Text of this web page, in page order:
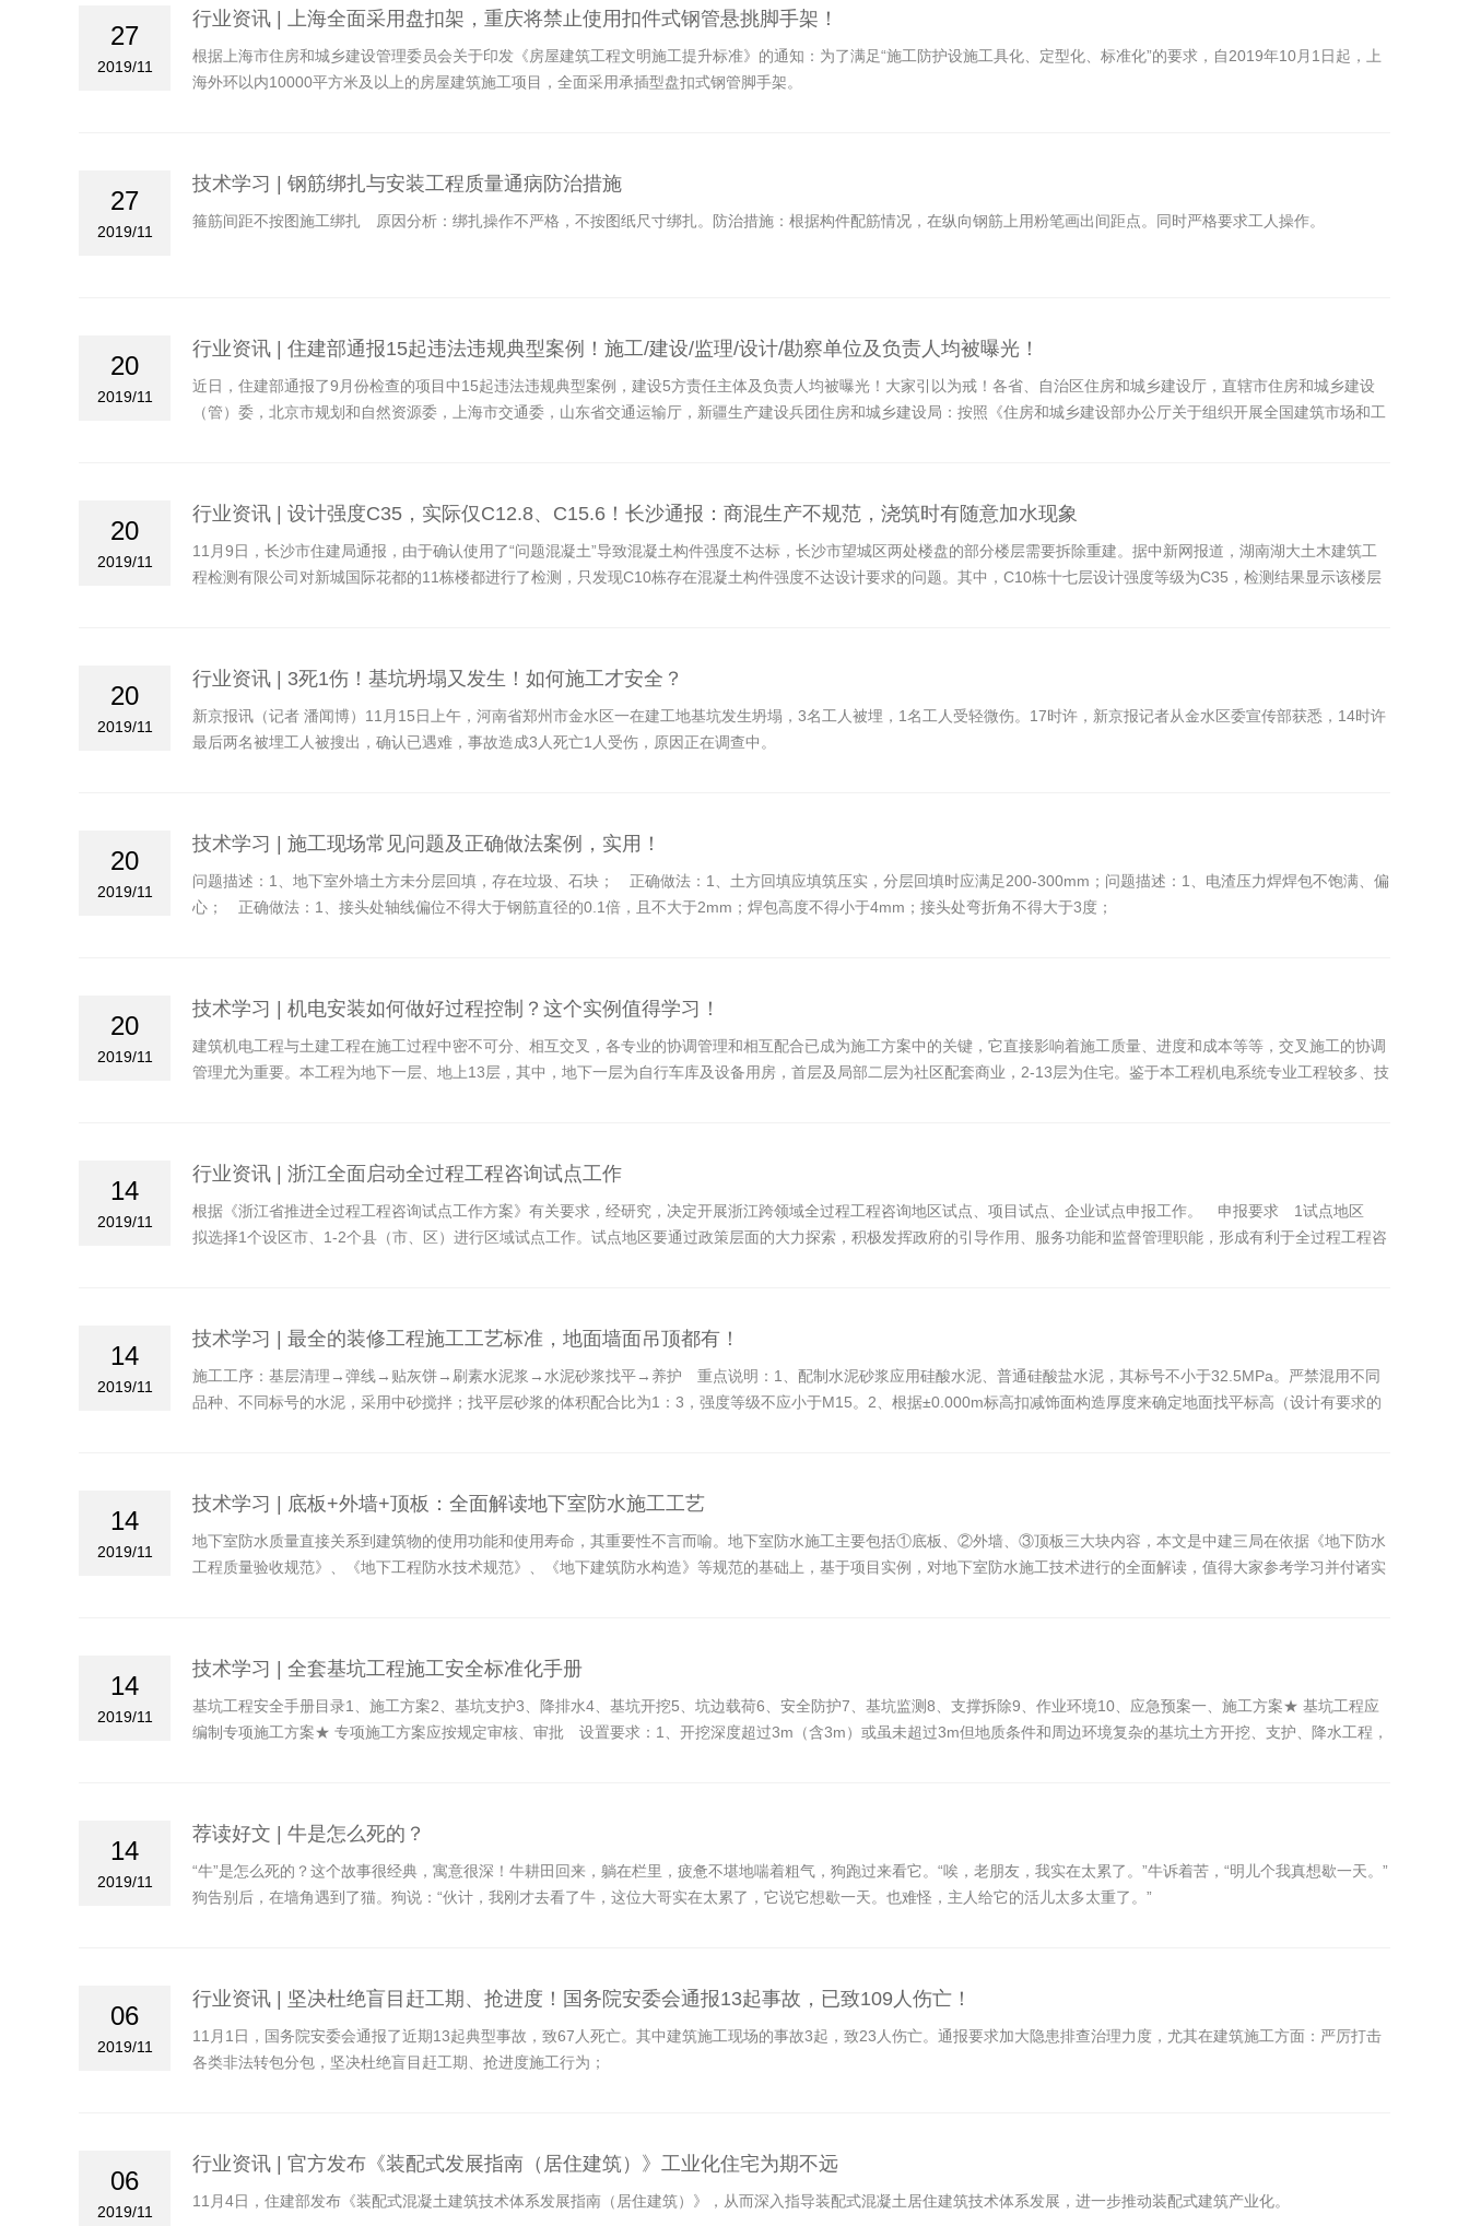
27
2019/11
行业资讯 | 上海全面采用盘扣架，重庆将禁止使用扣件式钢管悬挑脚手架！
根据上海市住房和城乡建设管理委员会关于印发《房屋建筑工程文明施工提升标准》的通知：为了满足“施工防护设施工具化、定型化、标准化”的要求，自2019年10月1日起，上
海外环以内10000平方米及以上的房屋建筑施工项目，全面采用承插型盘扣式钢管脚手架。
27
2019/11
技术学习 | 钢筋绑扎与安装工程质量通病防治措施
箍筋间距不按图施工绑扎 原因分析：绑扎操作不严格，不按图纸尺寸绑扎。防治措施：根据构件配筋情况，在纵向钢筋上用粉笔画出间距点。同时严格要求工人操作。
20
2019/11
行业资讯 | 住建部通报15起违法违规典型案例！施工/建设/监理/设计/勘察单位及负责人均被曝光！
近日，住建部通报了9月份检查的项目中15起违法违规典型案例，建设5方责任主体及负责人均被曝光！大家引以为戒！各省、自治区住房和城乡建设厅，直辖市住房和城乡建设
（管）委，北京市规划和自然资源委，上海市交通委，山东省交通运输厅，新疆生产建设兵团住房和城乡建设局：按照《住房和城乡建设部办公厅关于组织开展全国建筑市场和工
20
2019/11
行业资讯 | 设计强度C35，实际仅C12.8、C15.6！长沙通报：商混生产不规范，浇筑时有随意加水现象
11月9日，长沙市住建局通报，由于确认使用了“问题混凝土”导致混凝土构件强度不达标，长沙市望城区两处楼盘的部分楼层需要拆除重建。据中新网报道，湖南湖大土木建筑工
程检测有限公司对新城国际花都的11栋楼都进行了检测，只发现C10栋存在混凝土构件强度不达设计要求的问题。其中，C10栋十七层设计强度等级为C35，检测结果显示该楼层
20
2019/11
行业资讯 | 3死1伤！基坑坍塌又发生！如何施工才安全？
新京报讯（记者 潘闻博）11月15日上午，河南省郑州市金水区一在建工地基坑发生坍塌，3名工人被埋，1名工人受轻微伤。17时许，新京报记者从金水区委宣传部获悉，14时许
最后两名被埋工人被搜出，确认已遇难，事故造成3人死亡1人受伤，原因正在调查中。
20
2019/11
技术学习 | 施工现场常见问题及正确做法案例，实用！
问题描述：1、地下室外墙土方未分层回填，存在垃圾、石块； 正确做法：1、土方回填应填筑压实，分层回填时应满足200-300mm；问题描述：1、电渣压力焊焊包不饱满、偏
心； 正确做法：1、接头处轴线偏位不得大于钢筋直径的0.1倍，且不大于2mm；焊包高度不得小于4mm；接头处弯折角不得大于3度；
20
2019/11
技术学习 | 机电安装如何做好过程控制？这个实例值得学习！
建筑机电工程与土建工程在施工过程中密不可分、相互交叉，各专业的协调管理和相互配合已成为施工方案中的关键，它直接影响着施工质量、进度和成本等等，交叉施工的协调
管理尤为重要。本工程为地下一层、地上13层，其中，地下一层为自行车库及设备用房，首层及局部二层为社区配套商业，2-13层为住宅。鉴于本工程机电系统专业工程较多、技
14
2019/11
行业资讯 | 浙江全面启动全过程工程咨询试点工作
根据《浙江省推进全过程工程咨询试点工作方案》有关要求，经研究，决定开展浙江跨领域全过程工程咨询地区试点、项目试点、企业试点申报工作。 申报要求 1试点地区
拟选择1个设区市、1-2个县（市、区）进行区域试点工作。试点地区要通过政策层面的大力探索，积极发挥政府的引导作用、服务功能和监督管理职能，形成有利于全过程工程咨
14
2019/11
技术学习 | 最全的装修工程施工工艺标准，地面墙面吊顶都有！
施工工序：基层清理→弹线→贴灰饼→刷素水泥浆→水泥砂浆找平→养护 重点说明：1、配制水泥砂浆应用硅酸水泥、普通硅酸盐水泥，其标号不小于32.5MPa。严禁混用不同
品种、不同标号的水泥，采用中砂搅拌；找平层砂浆的体积配合比为1：3，强度等级不应小于M15。2、根据±0.000m标高扣减饰面构造厚度来确定地面找平标高（设计有要求的
14
2019/11
技术学习 | 底板+外墙+顶板：全面解读地下室防水施工工艺
地下室防水质量直接关系到建筑物的使用功能和使用寿命，其重要性不言而喻。地下室防水施工主要包括①底板、②外墙、③顶板三大块内容，本文是中建三局在依据《地下防水
工程质量验收规范》、《地下工程防水技术规范》、《地下建筑防水构造》等规范的基础上，基于项目实例，对地下室防水施工技术进行的全面解读，值得大家参考学习并付诸实
14
2019/11
技术学习 | 全套基坑工程施工安全标准化手册
基坑工程安全手册目录1、施工方案2、基坑支护3、降排水4、基坑开挖5、坑边载荷6、安全防护7、基坑监测8、支撑拆除9、作业环境10、应急预案一、施工方案★ 基坑工程应
编制专项施工方案★ 专项施工方案应按规定审核、审批 设置要求：1、开挖深度超过3m（含3m）或虽未超过3m但地质条件和周边环境复杂的基坑土方开挖、支护、降水工程，
14
2019/11
荐读好文 | 牛是怎么死的？
“牛”是怎么死的？这个故事很经典，寓意很深！牛耕田回来，躺在栏里，疲惫不堪地喘着粗气，狗跑过来看它。“唉，老朋友，我实在太累了。”牛诉着苦，“明儿个我真想歇一天。”
狗告别后，在墙角遇到了猫。狗说：“伙计，我刚才去看了牛，这位大哥实在太累了，它说它想歇一天。也难怪，主人给它的活儿太多太重了。”
06
2019/11
行业资讯 | 坚决杜绝盲目赶工期、抢进度！国务院安委会通报13起事故，已致109人伤亡！
11月1日，国务院安委会通报了近期13起典型事故，致67人死亡。其中建筑施工现场的事故3起，致23人伤亡。通报要求加大隐患排查治理力度，尤其在建筑施工方面：严厉打击
各类非法转包分包，坚决杜绝盲目赶工期、抢进度施工行为；
06
2019/11
行业资讯 | 官方发布《装配式发展指南（居住建筑）》工业化住宅为期不远
11月4日，住建部发布《装配式混凝土建筑技术体系发展指南（居住建筑）》，从而深入指导装配式混凝土居住建筑技术体系发展，进一步推动装配式建筑产业化。